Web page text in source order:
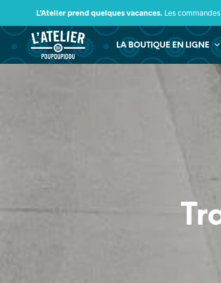
L’Atelier prend quelques vacances. Les
LA BOUTIQUE EN LIGNE